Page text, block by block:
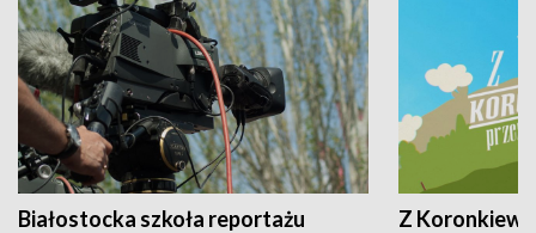
Białostocka szkoła reportażu Z